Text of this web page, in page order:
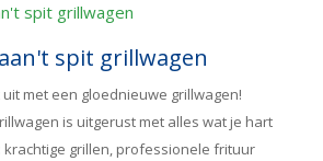
spit grillwagen
met een gloednieuwe grillwagen!
is uitgerust met alles wat je hart
krachtige grillen, professionele frituur